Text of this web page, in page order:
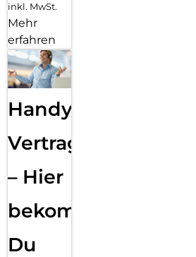
inkl. MwSt.
Mehr
erfahren
Handy
Vertragsabwicklung
– Hier
bekommst
Du